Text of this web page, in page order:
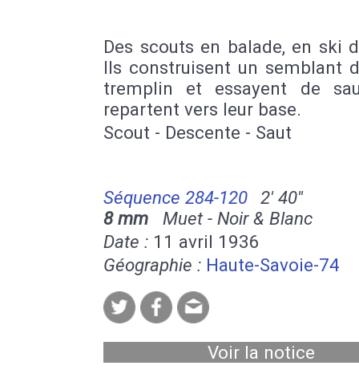
Des scouts en balade, en ski
Ils construisent un semblant
tremplin et essayent de
repartent vers leur base.
Scout - Descente - Saut
Séquence 284-120
2' 40''
8 mm Muet - Noir & Blanc
Date : 11 avril 1936
Géographie : Haute-Savoie-74
Voir la notice